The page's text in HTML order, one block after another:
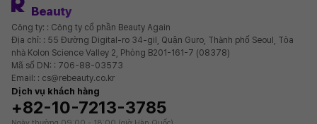
Beauty
Công ty: : Công ty cổ phần Beauty Again
Địa chỉ: : 55 Đường Digital-ro 34-gil, Quận Guro, Thành phố Seoul, Tòa
nhà Kolon Science Valley 2, Phòng B201-161-7 (08378)
Mã số DN: : 706-88-03573
Email: : cs@rebeauty.co.kr
Dịch vụ khách hàng
+82-10-7213-3785